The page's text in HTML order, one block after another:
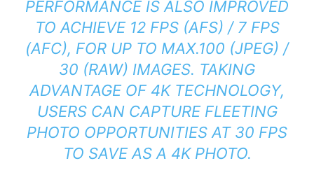
PERFORMANCE IS ALSO IMPROVED
TO ACHIEVE 12 FPS (AFS) / 7 FPS
(AFC), FOR UP TO MAX.100 (JPEG) /
30 (RAW) IMAGES. TAKING
ADVANTAGE OF 4K TECHNOLOGY,
USERS CAN CAPTURE FLEETING
PHOTO OPPORTUNITIES AT 30 FPS
TO SAVE AS A 4K PHOTO.